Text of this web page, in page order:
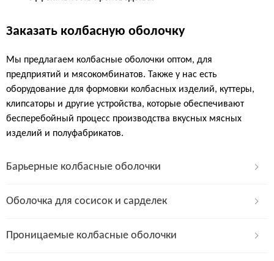
Заказать колбасную оболочку
Мы предлагаем колбасные оболочки оптом, для
предприятий и мясокомбинатов. Также у нас есть
оборудование для формовки колбасных изделий, куттеры,
клипсаторы и другие устройства, которые обеспечивают
бесперебойный процесс производства вкусных мясных
изделий и полуфабрикатов.
Барьерные колбасные оболочки
Оболочка для сосисок и сарделек
Проницаемые колбасные оболочки